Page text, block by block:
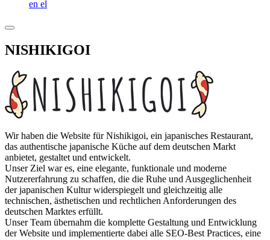
en el
NISHIKIGOI
Wir haben die Website für Nishikigoi, ein japanisches Restaurant,
das authentische japanische Küche auf dem deutschen Markt
anbietet, gestaltet und entwickelt.
Unser Ziel war es, eine elegante, funktionale und moderne
Nutzererfahrung zu schaffen, die die Ruhe und Ausgeglichenheit
der japanischen Kultur widerspiegelt und gleichzeitig alle
technischen, ästhetischen und rechtlichen Anforderungen des
deutschen Marktes erfüllt.
Unser Team übernahm die komplette Gestaltung und Entwicklung
der Website und implementierte dabei alle SEO-Best Practices, eine